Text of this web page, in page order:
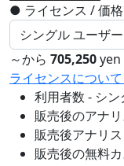
● ライセンス / 価格
～から 705,250yen
ライセンスについて
利用者数 - シ
販売後のアナ
販売後アナリ
販売後の無料